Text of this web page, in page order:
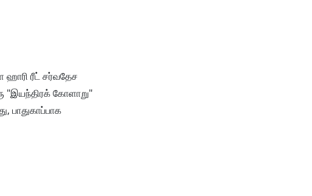
ஹாரி ரீட் சர்வதேச
"இயந்திரக் கோளாறு"
பாதுகாப்பாக